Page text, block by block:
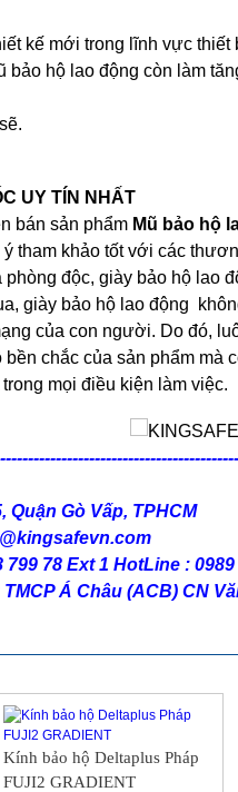
kế mới trong lĩnh vực
bảo hộ lao động còn làm
UY TÍN NHẤT
bán sản phẩm Mũ bảo hộ
tham khảo tốt với các
độc, giày bảo hộ lao
giày bảo hộ lao động
của con người. Do đó,
bền chắc của sản phẩm
mọi điều kiện làm việc.
Quận Gò Vấp, TPHCM
78 Ext 1 HotLine : 0989
Á Châu (ACB) CN
Kính bảo hộ Deltaplus Pháp
FUJI2 GRADIENT